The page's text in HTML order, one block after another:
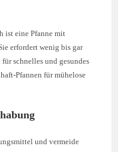
ist eine Pfanne mit
erfordert wenig bis gar
schnelles und gesundes
Pfannen für mühelose
und vermeide